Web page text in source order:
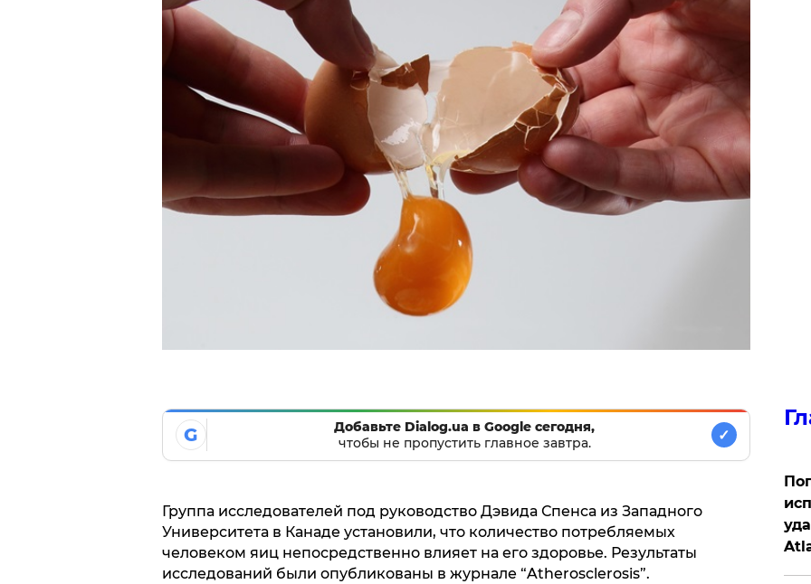
G
Добавьте Dialog.ua в Google сегодня,
чтобы не пропустить главное завтра.
✓
Группа исследователей под руководство Дэвида Спенса из Западного
Университета в Канаде установили, что количество потребляемых
человеком яиц непосредственно влияет на его здоровье. Результаты
исследований были опубликованы в журнале “Atherosclerosis”.